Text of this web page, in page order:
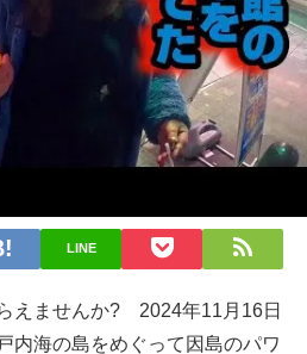
LINE
えませんか? 2024年11月16日
内海の島をめぐって因島のパワ